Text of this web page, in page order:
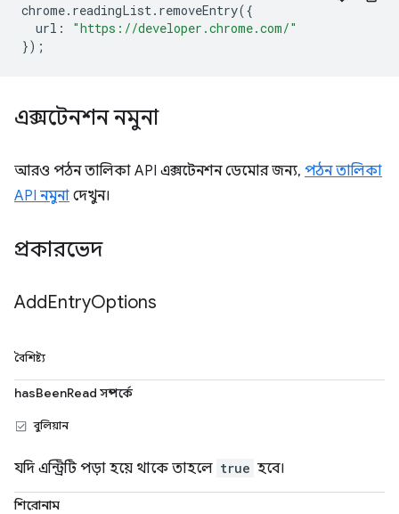
chrome. readingList . removeEntry({
url :
"https://developer.chrome.com/"
});
এক্সটেনশন নমুনা
আরও পঠন তালিকা API এক্সটেনশন ডেমোর জন্য, পঠন তালিকা
API নমুনা দেখুন।
প্রকারভেদ
AddEntryOptions
বৈশিষ্ট্য
hasBeenRead সম্পর্কে
বুলিয়ান
যদি এন্ট্রিটি পড়া হয়ে থাকে তাহলে true হবে।
শিরোনাম